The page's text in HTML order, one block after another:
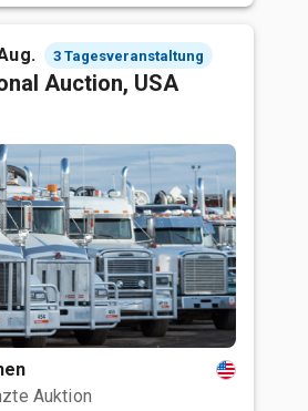
3 Tagesveranstaltung
Auction, USA
Auktion